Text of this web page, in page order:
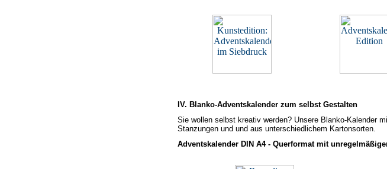
IV. Blanko-Adventskalender zum selbst Gestalten
Sie wollen selbst kreativ werden? Unsere Blanko-Kalender
Stanzungen und und aus unterschiedlichem Kartonsorten.
Adventskalender DIN A4 - Querformat mit